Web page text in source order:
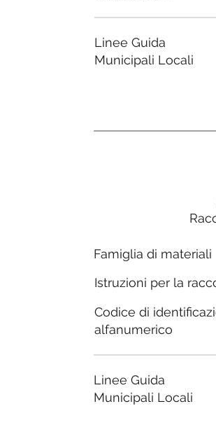
Linee Guida
Municipali Locali
Famiglia di materiali
Istruzioni per la
Codice di
alfanumerico
Linee Guida
Municipali Locali